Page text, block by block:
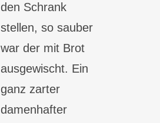
den Schrank
stellen, so sauber
war der mit Brot
ausgewischt. Ein
ganz zarter
damenhafter